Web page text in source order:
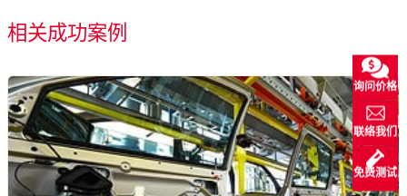
相关成功案例
询问价格
联络我们
免费测试